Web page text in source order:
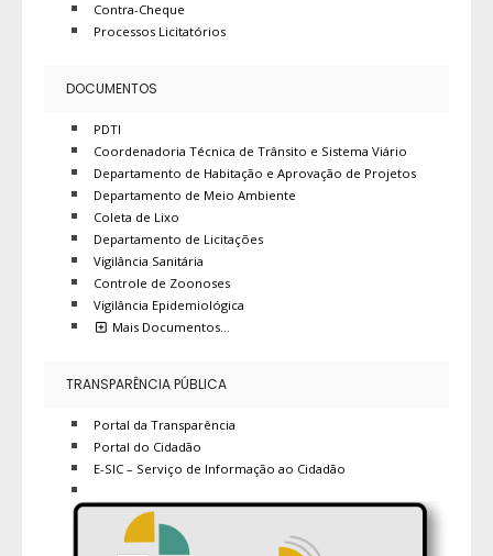
Contra-Cheque
Processos Licitatórios
DOCUMENTOS
PDTI
Coordenadoria Técnica de Trânsito e Sistema Viário
Departamento de Habitação e Aprovação de Projetos
Departamento de Meio Ambiente
Coleta de Lixo
Departamento de Licitações
Vigilância Sanitária
Controle de Zoonoses
Vigilância Epidemiológica
Mais Documentos…
TRANSPARÊNCIA PÚBLICA
Portal da Transparência
Portal do Cidadão
E-SIC – Serviço de Informação ao Cidadão